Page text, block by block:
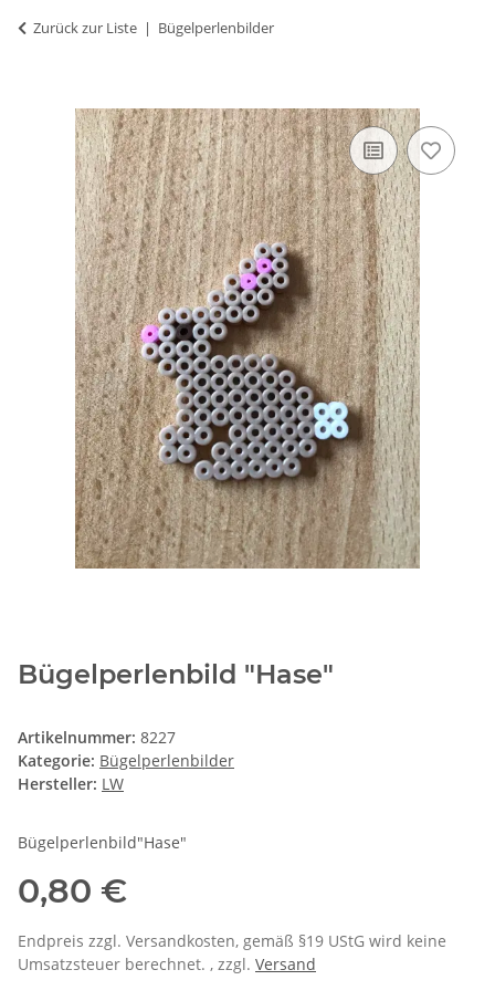
Zurück zur Liste Bügelperlenbilder
Bügelperlenbild "Hase"
Artikelnummer: 8227
Kategorie: Bügelperlenbilder
Hersteller: LW
Bügelperlenbild"Hase"
0,80 €
Endpreis zzgl. Versandkosten, gemäß §19 UStG wird keine
Umsatzsteuer berechnet. , zzgl. Versand